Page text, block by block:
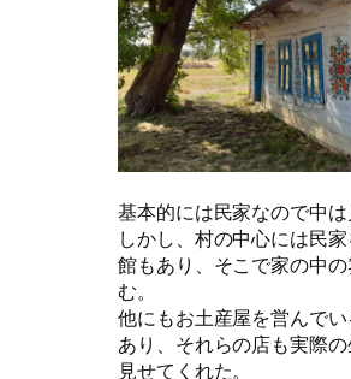
基本的には民家なので中は
しかし、村の中心には民
館もあり、そこで家の中
む。
他にもお土産屋を営んで
あり、それらの店も実際
見せてくれた。